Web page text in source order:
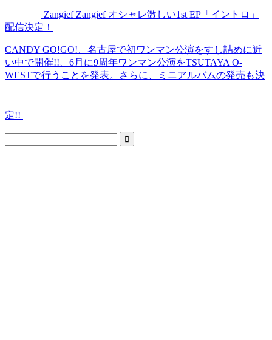
Zangief Zangief オシャレ激しい1st EP「イントロ」
配信決定！
CANDY GO!GO!、名古屋で初ワンマン公演をすし詰めに近
い中で開催!!、6月に9周年ワンマン公演をTSUTAYA O-
WESTで行うことを発表。さらに、ミニアルバムの発売も決
定!!